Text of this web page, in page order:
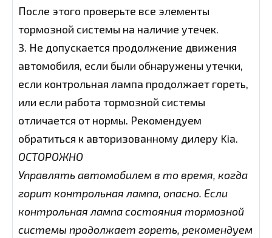
После этого проверьте все элементы
тормозной системы на наличие утечек.
3. Не допускается продолжение движения
автомобиля, если были обнаружены утечки,
если контрольная лампа продолжает гореть,
или если работа тормозной системы
отличается от нормы. Рекомендуем
обратиться к авторизованному дилеру Kia.
ОСТОРОЖНО
Управлять автомобилем в то время, когда
горит контрольная лампа, опасно. Если
контрольная лампа состояния тормозной
системы продолжает гореть, рекомендуем